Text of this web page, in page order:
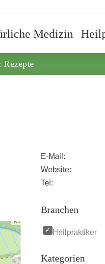
Medizin
E-Mail:
Website:
Tel:
Branchen
Heilpraktiker
Kategorien